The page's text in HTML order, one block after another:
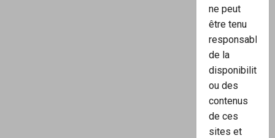
ne peut
être tenu
responsable
de la
disponibilité
ou des
contenus
de ces
sites et